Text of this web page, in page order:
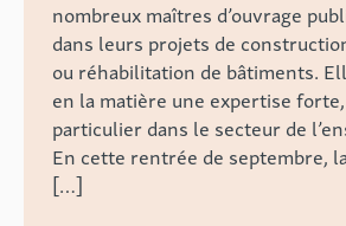
nombreux maîtres d’ouvrage
dans leurs projets de
ou réhabilitation de bâtiments.
en la matière une expertise
particulier dans le secteur de
En cette rentrée de septembre,
[…]